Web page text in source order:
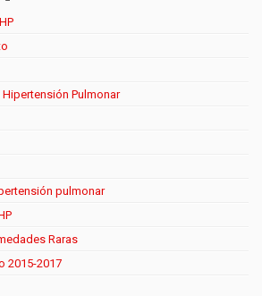
Pulmonar
pulmonar
Raras
2015-2017